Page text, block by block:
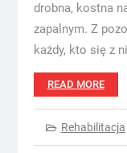
drobna, kostna
zapalnym. Z
każdy, kto się z
READ MORE
Rehabilitacja